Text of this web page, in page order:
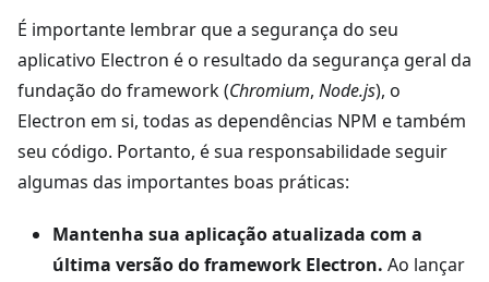
É importante lembrar que a segurança do seu
aplicativo Electron é o resultado da segurança geral da
fundação do framework (Chromium, Node.js), o
Electron em si, todas as dependências NPM e também
seu código. Portanto, é sua responsabilidade seguir
algumas das importantes boas práticas:
Mantenha sua aplicação atualizada com a
última versão do framework Electron. Ao lançar